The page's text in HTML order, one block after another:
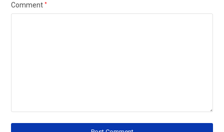
Comment*